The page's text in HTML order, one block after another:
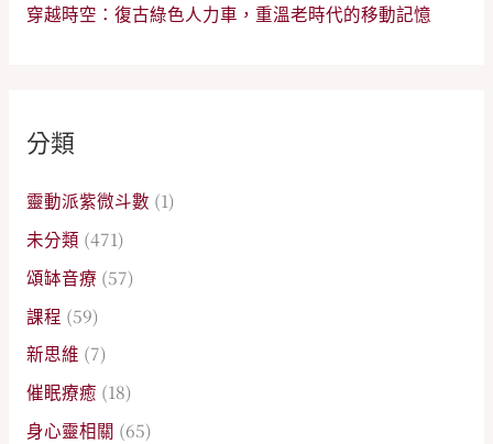
穿越時空：復古綠色人力車，重溫老時代的移動記憶
分類
靈動派紫微斗數 (1)
未分類 (471)
頌缽音療 (57)
課程 (59)
新思維 (7)
催眠療癒 (18)
身心靈相關 (65)